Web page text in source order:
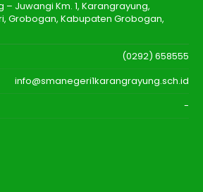
– Juwangi Km. 1, Karangrayung,
Grobogan, Kabupaten Grobogan,
(0292) 658555
info@smanegeri1karangrayung.sch.id
-